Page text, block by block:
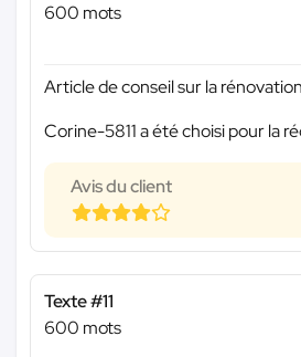
600 mots
Article de conseil sur la
Corine-5811 a été choisi pour la
Avis du client
Texte #11
600 mots